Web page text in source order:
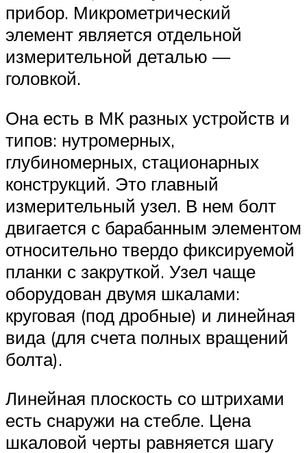
прибор. Микрометрический
элемент является отдельной
измерительной деталью —
головкой.
Она есть в МК разных устройств и
типов: нутромерных,
глубиномерных, стационарных
конструкций. Это главный
измерительный узел. В нем болт
двигается с барабанным элементом
относительно твердо фиксируемой
планки с закруткой. Узел чаще
оборудован двумя шкалами:
круговая (под дробные) и линейная
вида (для счета полных вращений
болта).
Линейная плоскость со штрихами
есть снаружи на стебле. Цена
шкаловой черты равняется шагу